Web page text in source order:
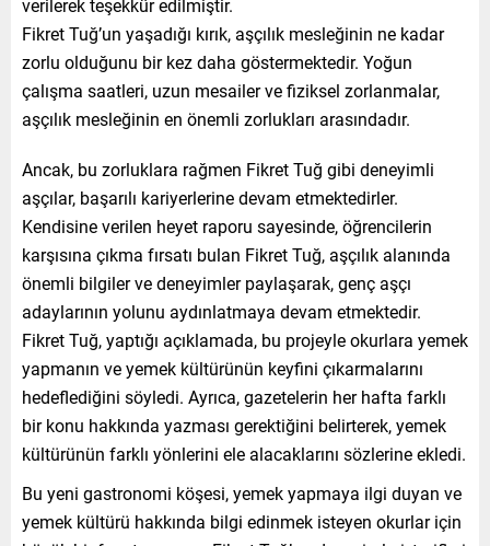
Fikret Tuğ’un yaşadığı kırık, aşçılık mesleğinin ne kadar
zorlu olduğunu bir kez daha göstermektedir. Yoğun
çalışma saatleri, uzun mesailer ve fiziksel zorlanmalar,
aşçılık mesleğinin en önemli zorlukları arasındadır.
Ancak, bu zorluklara rağmen Fikret Tuğ gibi deneyimli
aşçılar, başarılı kariyerlerine devam etmektedirler.
Kendisine verilen heyet raporu sayesinde, öğrencilerin
karşısına çıkma fırsatı bulan Fikret Tuğ, aşçılık alanında
önemli bilgiler ve deneyimler paylaşarak, genç aşçı
adaylarının yolunu aydınlatmaya devam etmektedir.
Fikret Tuğ, yaptığı açıklamada, bu projeyle okurlara yemek
yapmanın ve yemek kültürünün keyfini çıkarmalarını
hedeflediğini söyledi. Ayrıca, gazetelerin her hafta farklı
bir konu hakkında yazması gerektiğini belirterek, yemek
kültürünün farklı yönlerini ele alacaklarını sözlerine ekledi.
Bu yeni gastronomi köşesi, yemek yapmaya ilgi duyan ve
yemek kültürü hakkında bilgi edinmek isteyen okurlar için